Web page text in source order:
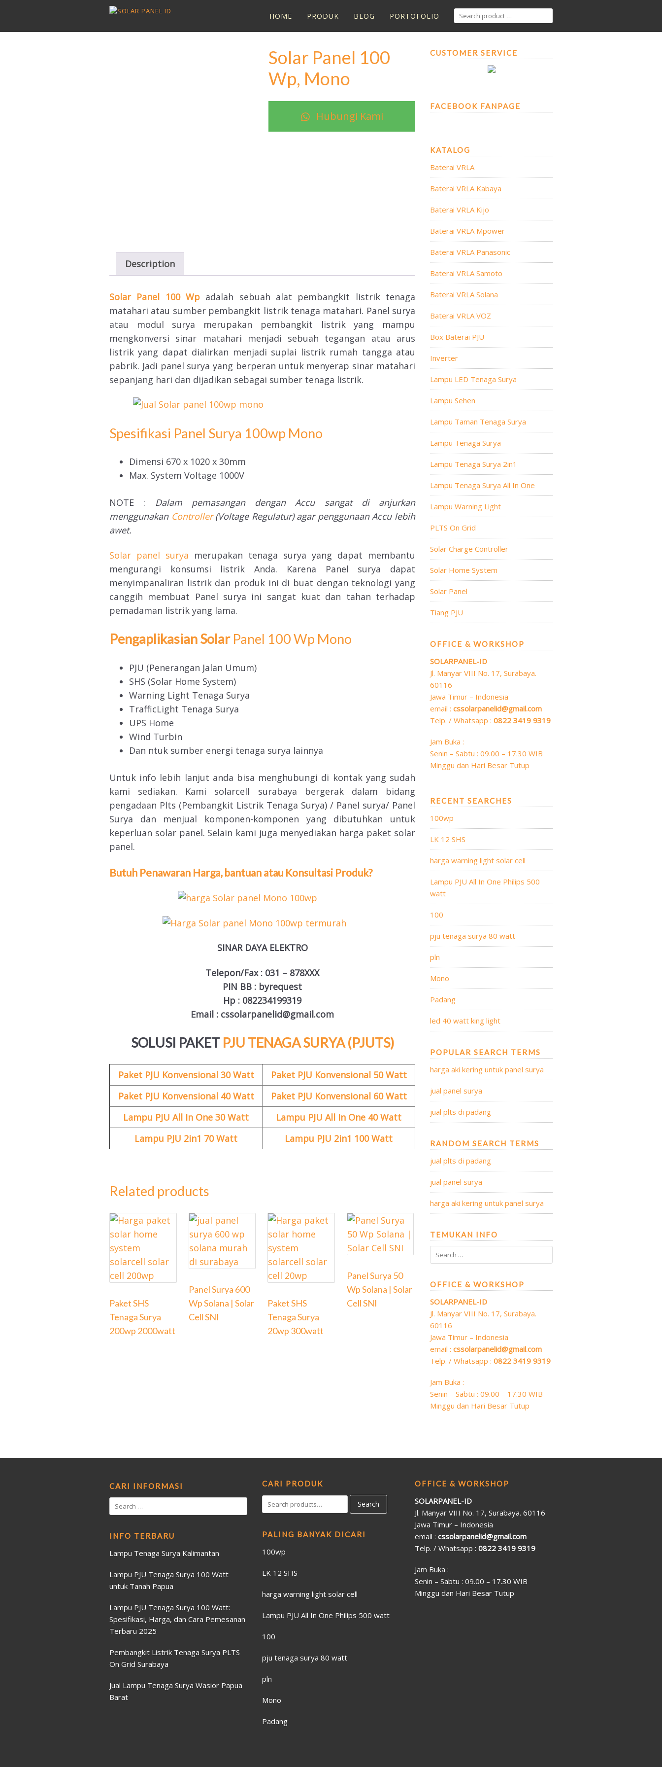
HOME PRODUK BLOG PORTOFOLIO
Solar Panel 100
Wp, Mono
Hubungi Kami
Description
Solar Panel 100 Wp adalah sebuah alat pembangkit listrik tenaga
matahari atau sumber pembangkit listrik tenaga matahari. Panel surya
atau modul surya merupakan pembangkit listrik yang mampu
mengkonversi sinar matahari menjadi sebuah tegangan atau arus
listrik yang dapat dialirkan menjadi suplai listrik rumah tangga atau
pabrik. Jadi panel surya yang berperan untuk menyerap sinar matahari
sepanjang hari dan dijadikan sebagai sumber tenaga listrik.
Spesifikasi Panel Surya 100wp Mono
Dimensi 670 x 1020 x 30mm
Max. System Voltage 1000V
NOTE :
Dalam pemasangan dengan Accu sangat di anjurkan
menggunakan Controller(Voltage Regulatur) agar penggunaan Accu lebih
awet.
Solar panel surya merupakan tenaga surya yang dapat membantu
mengurangi konsumsi listrik Anda. Karena Panel surya dapat
menyimpanaliran listrik dan produk ini di buat dengan teknologi yang
canggih membuat Panel surya ini sangat kuat dan tahan terhadap
pemadaman listrik yang lama.
Pengaplikasian Solar Panel 100 Wp Mono
PJU (Penerangan Jalan Umum)
SHS (Solar Home System)
Warning Light Tenaga Surya
TrafficLight Tenaga Surya
UPS Home
Wind Turbin
Dan ntuk sumber energi tenaga surya lainnya
Untuk info lebih lanjut anda bisa menghubungi di kontak yang sudah
kami sediakan. Kami solarcell surabaya bergerak dalam bidang
pengadaan Plts (Pembangkit Listrik Tenaga Surya) / Panel surya/ Panel
Surya dan menjual komponen-komponen yang dibutuhkan untuk
keperluan solar panel. Selain kami juga menyediakan harga paket solar
panel.
Butuh Penawaran Harga, bantuan atau Konsultasi Produk?
SINAR DAYA ELEKTRO
Telepon/Fax : 031 – 878XXX
PIN BB : byrequest
Hp : 082234199319
Email : cssolarpanelid@gmail.com
SOLUSI PAKET PJU TENAGA SURYA (PJUTS)
Paket PJU Konvensional 30 Watt
Paket PJU Konvensional 50 Watt
Paket PJU Konvensional 40 Watt
Paket PJU Konvensional 60 Watt
Lampu PJU All In One 30 Watt
Lampu PJU All In One 40 Watt
Lampu PJU 2in1 70 Watt
Lampu PJU 2in1 100 Watt
Related products
Paket SHS
Tenaga Surya
200wp 2000watt
Panel Surya 600
Wp Solana | Solar
Cell SNI
Paket SHS
Tenaga Surya
20wp 300watt
Panel Surya 50
Wp Solana | Solar
Cell SNI
CUSTOMER SERVICE
FACEBOOK FANPAGE
KATALOG
Baterai VRLA
Baterai VRLA Kabaya
Baterai VRLA Kijo
Baterai VRLA Mpower
Baterai VRLA Panasonic
Baterai VRLA Samoto
Baterai VRLA Solana
Baterai VRLA VOZ
Box Baterai PJU
Inverter
Lampu LED Tenaga Surya
Lampu Sehen
Lampu Taman Tenaga Surya
Lampu Tenaga Surya
Lampu Tenaga Surya 2in1
Lampu Tenaga Surya All In One
Lampu Warning Light
PLTS On Grid
Solar Charge Controller
Solar Home System
Solar Panel
Tiang PJU
OFFICE & WORKSHOP
SOLARPANEL-ID
Jl. Manyar VIII No. 17, Surabaya.
60116
Jawa Timur – Indonesia
email : cssolarpanelid@gmail.com
Telp. / Whatsapp : 0822 3419 9319
Jam Buka :
Senin – Sabtu : 09.00 – 17.30 WIB
Minggu dan Hari Besar Tutup
RECENT SEARCHES
100wp
LK 12 SHS
harga warning light solar cell
Lampu PJU All In One Philips 500
watt
100
pju tenaga surya 80 watt
pln
Mono
Padang
led 40 watt king light
POPULAR SEARCH TERMS
harga aki kering untuk panel surya
jual panel surya
jual plts di padang
RANDOM SEARCH TERMS
jual plts di padang
jual panel surya
harga aki kering untuk panel surya
TEMUKAN INFO
OFFICE & WORKSHOP
SOLARPANEL-ID
Jl. Manyar VIII No. 17, Surabaya.
60116
Jawa Timur – Indonesia
email : cssolarpanelid@gmail.com
Telp. / Whatsapp : 0822 3419 9319
Jam Buka :
Senin – Sabtu : 09.00 – 17.30 WIB
Minggu dan Hari Besar Tutup
CARI INFORMASI
INFO TERBARU
Lampu Tenaga Surya Kalimantan
Lampu PJU Tenaga Surya 100 Watt
untuk Tanah Papua
Lampu PJU Tenaga Surya 100 Watt:
Spesifikasi, Harga, dan Cara Pemesanan
Terbaru 2025
Pembangkit Listrik Tenaga Surya PLTS
On Grid Surabaya
Jual Lampu Tenaga Surya Wasior Papua
Barat
CARI PRODUK
Search
PALING BANYAK DICARI
100wp
LK 12 SHS
harga warning light solar cell
Lampu PJU All In One Philips 500 watt
100
pju tenaga surya 80 watt
pln
Mono
Padang
OFFICE & WORKSHOP
SOLARPANEL-ID
Jl. Manyar VIII No. 17, Surabaya. 60116
Jawa Timur – Indonesia
email : cssolarpanelid@gmail.com
Telp. / Whatsapp : 0822 3419 9319
Jam Buka :
Senin – Sabtu : 09.00 – 17.30 WIB
Minggu dan Hari Besar Tutup